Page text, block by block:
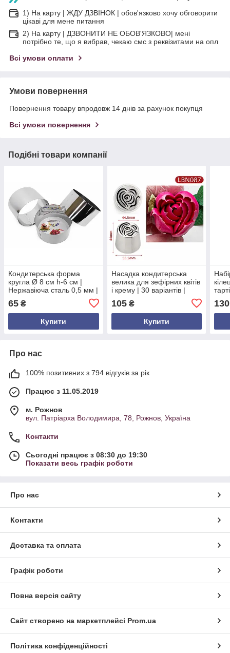
1) На карту | ЖДУ ДЗВІНОК | обов'язково хочу обговорити
цікаві для мене питання
2) На карту | ДЗВОНИТИ НЕ ОБОВ'ЯЗКОВО| мені
потрібно те, що я вибрав, чекаю смс з реквізитами на опл
Всі умови оплати
Умови повернення
Повернення товару впродовж 14 днів за рахунок покупця
Всі умови повернення
Подібні товари компанії
Кондитерська форма
кругла Ø 8 см h-6 см |
Нержавіюча сталь 0,5 мм |
тортів, десертів
65 ₴
Купити
Насадка кондитерська
велика для зефірних квітів
і крему | 30 варіантів |
нержавіюча сталь | міцна |
Ø 44.5/55.5 мм | висота 44
мм
105₴
Купити
Ø
130
Про нас
100% позитивних з 794 відгуків за рік
Працює з 11.05.2019
м. Рожнов
вул. Патріарха Володимира, 78, Рожнов, Україна
Контакти
Сьогодні працює з 08:30 до 19:30
Показати весь графік роботи
Про нас
Контакти
Доставка та оплата
Графік роботи
Повна версія сайту
Сайт створено на маркетплейсі Prom.ua
Політика конфіденційності